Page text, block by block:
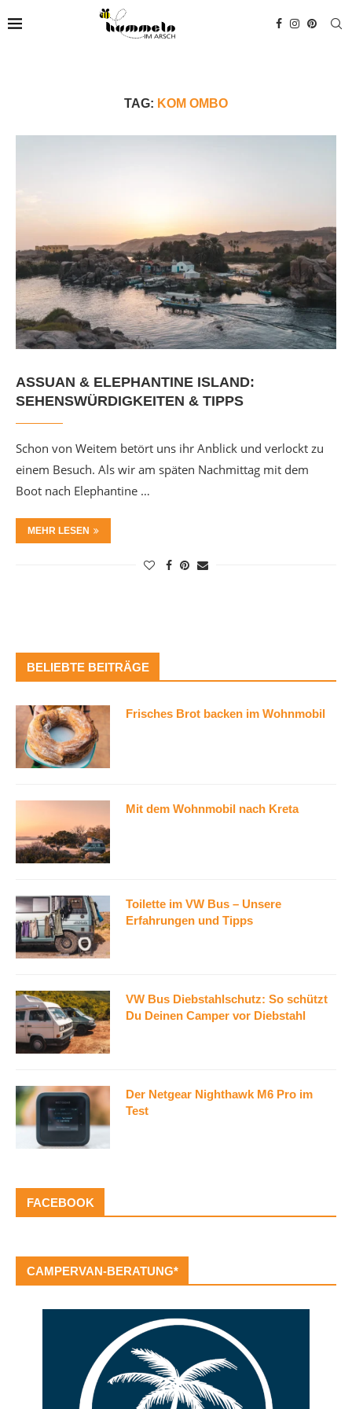
TAG: KOM OMBO
ASSUAN & ELEPHANTINE ISLAND:
SEHENSWÜRDIGKEITEN & TIPPS
Schon von Weitem betört uns ihr Anblick und verlockt zu
einem Besuch. Als wir am späten Nachmittag mit dem
Boot nach Elephantine …
MEHR LESEN
BELIEBTE BEITRÄGE
Frisches Brot backen im Wohnmobil
Mit dem Wohnmobil nach Kreta
Toilette im VW Bus – Unsere
Erfahrungen und Tipps
VW Bus Diebstahlschutz: So schützt
Du Deinen Camper vor Diebstahl
Der Netgear Nighthawk M6 Pro im
Test
FACEBOOK
CAMPERVAN-BERATUNG*